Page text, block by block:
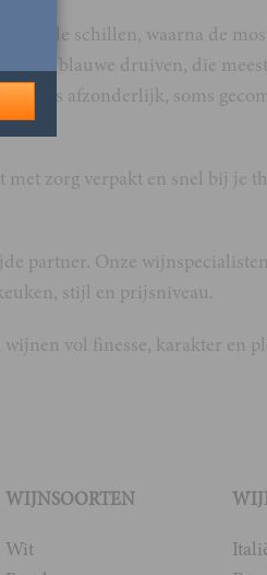
de schillen, waarna de
van blauwe druiven, die
soms afzonderlijk, soms
zorg verpakt en snel bij je
partner. Onze
stijl en prijsniveau.
vol finesse, karakter en
WIJNSOORTEN
Wit